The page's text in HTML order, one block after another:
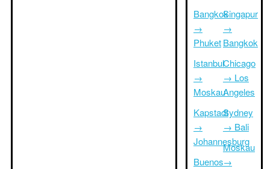
Bangkok
→
Phuket
Istanbul
→
Moskau
Kapstadt
→
Johannesburg
Buenos
Singapur
→
Bangkok
Chicago
→ Los
Angeles
Sydney
→ Bali
Moskau
→